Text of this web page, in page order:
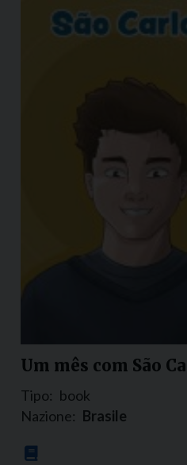
Um mês com São
Tipo: book
Nazione: Brasile